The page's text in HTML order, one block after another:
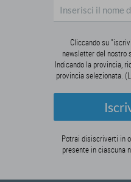
Cliccando su
newsletter del nostro
Indicando la provincia,
provincia selezionata.
Potrai disiscriverti in
presente in ciascuna